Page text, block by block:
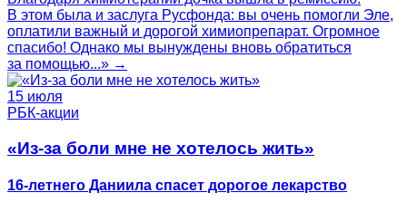
В этом была и заслуга Русфонда: вы очень помогли Эле,
оплатили важный и дорогой химиопрепарат. Огромное
спасибо! Однако мы вынуждены вновь обратиться
за помощью...» →
15 июля
РБК-акции
«Из-за боли мне не хотелось жить»
16-летнего Даниила спасет дорогое лекарство